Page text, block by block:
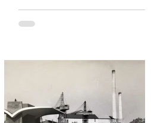
la caña y que hoy enfrenta la
Tuxtlas, la memoria, el verde que aún
habita los recuerdos y el papel que los
ingenios han tenido en la construcción
de México.
https://www.sinmas.org/post/ingenio-